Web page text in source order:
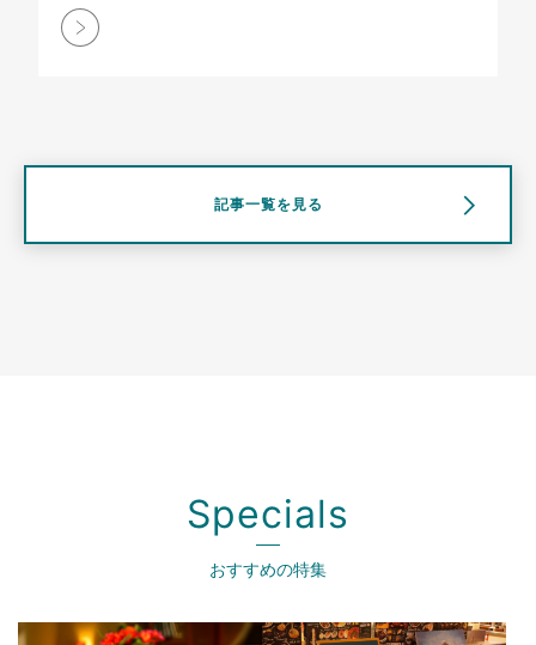
記事一覧を見る
Specials
おすすめの特集